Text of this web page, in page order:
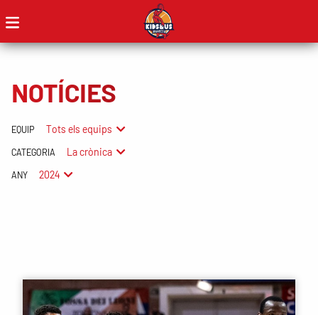
NOTÍCIES
EQUIP Tots els equips
CATEGORIA La crònica
ANY 2024